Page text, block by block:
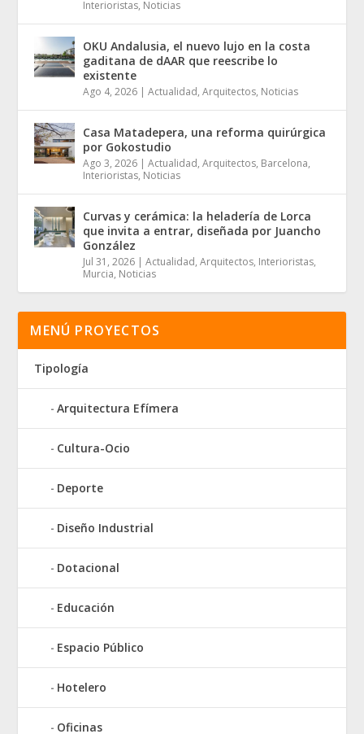
Interioristas, Noticias
OKU Andalusia, el nuevo lujo en la costa
gaditana de dAAR que reescribe lo
existente
Ago 4, 2026 |Actualidad,Arquitectos, Noticias
Casa Matadepera, una reforma quirúrgica
por Gokostudio
Ago 3, 2026 |Actualidad,Arquitectos, Barcelona,
Interioristas, Noticias
Curvas y cerámica: la heladería de Lorca
que invita a entrar, diseñada por Juancho
González
Jul 31, 2026 |Actualidad,Arquitectos, Interioristas,
Murcia, Noticias
MENÚ PROYECTOS
Tipología
Arquitectura Efímera
Cultura-Ocio
Deporte
Diseño Industrial
Dotacional
Educación
Espacio Público
Hotelero
Oficinas